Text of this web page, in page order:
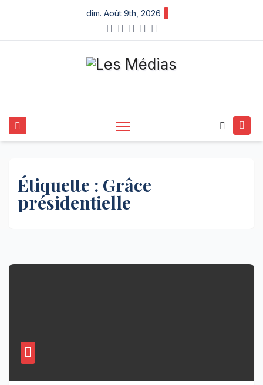
content
dim. Août 9th, 2026
Étiquette : Grâce
présidentielle